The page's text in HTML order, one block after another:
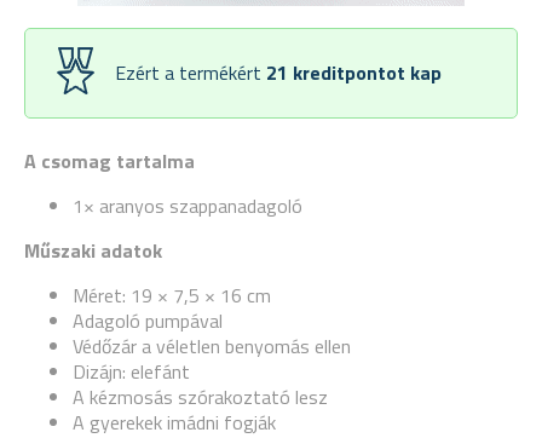
A csomag tartalma
1× aranyos szappanadagoló
Műszaki adatok
Méret: 19 × 7,5 × 16 cm
Adagoló pumpával
Védőzár a véletlen benyomás ellen
Dizájn: elefánt
A kézmosás szórakoztató lesz
A gyerekek imádni fogják
Ezért a termékért 21 kreditpontot kap